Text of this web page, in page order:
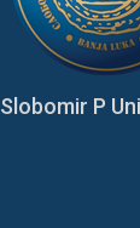
Slobomir P